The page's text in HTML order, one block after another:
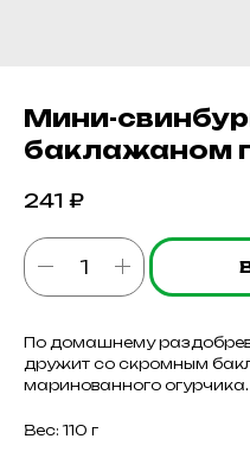
Мини-
баклажаном
241 ₽
По домашнему
дружит со скромным
маринованного огурчика.
Вес: 110 г